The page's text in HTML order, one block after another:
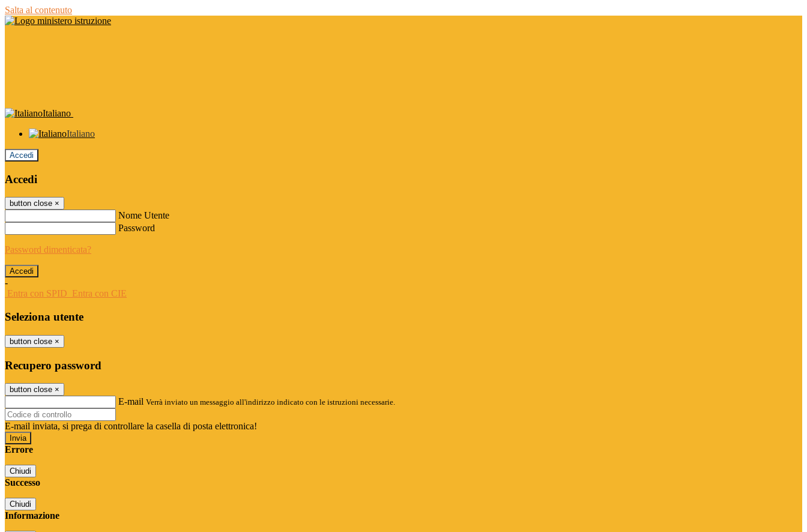
Salta al contenuto
Italiano
Italiano
Accedi
Accedi
button close ×
Nome Utente
Password
Password dimenticata?
-
Entra con SPID Entra con CIE
Seleziona utente
button close ×
Recupero password
button close ×
E-mail Verrà inviato un messaggio all'indirizzo indicato con le istruzioni necessarie.
E-mail inviata, si prega di controllare la casella di posta elettronica!
Errore
Chiudi
Successo
Chiudi
Informazione